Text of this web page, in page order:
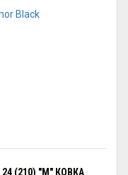
(210) "М" КОВКА